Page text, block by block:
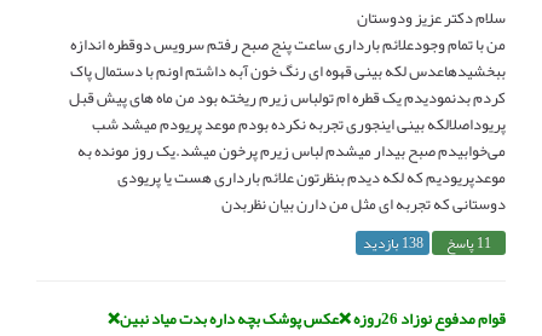
سلام دکتر عزیز ودوستان
من با تمام وجودعلائم بارداری ساعت پنج صبح رفتم سرویس دوقطره اندازه
ببخشیدهاعدس لکه بینی قهوه ای رنگ خون آبه داشتم اونم با دستمال پاک
کردم بدنمودیدم یک قطره ام تولباس زیرم ریخته بود من ماه های پیش قبل
پریوداصلالکه بینی اینجوری تجربه نکرده بودم موعد پریودم میشد شب
می‌خوابیدم صبح بیدار میشدم لباس زیرم پرخون میشد.یک روز مونده به
موعدپریودیم که لکه دیدم بنظرتون علائم بارداری هست یا پریودی
دوستانی که تجربه ای مثل من دارن بیان نظربدن
11 پاسخ 138 بازدید
قوام مدفوع نوزاد 26روزه ❌عکس پوشک بچه داره بدت میاد نبین❌